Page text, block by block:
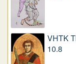
VHTK
10.8